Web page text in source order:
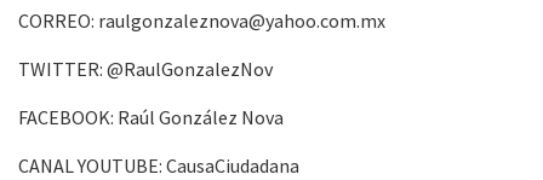
CORREO: raulgonzaleznova@yahoo.com.mx
TWITTER: @RaulGonzalezNov
FACEBOOK: Raúl González Nova
CANAL YOUTUBE: CausaCiudadana